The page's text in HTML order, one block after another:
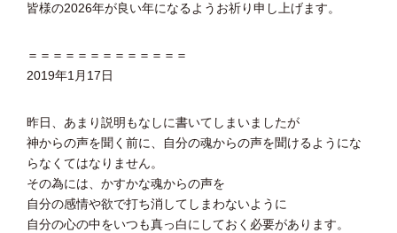
皆様の2026年が良い年になるようお祈り申し上げます。
＝＝＝＝＝＝＝＝＝＝＝＝＝
2019年1月17日
昨日、あまり説明もなしに書いてしまいましたが
神からの声を聞く前に、自分の魂からの声を聞けるようにな
らなくてはなりません。
その為には、かすかな魂からの声を
自分の感情や欲で打ち消してしまわないように
自分の心の中をいつも真っ白にしておく必要があります。